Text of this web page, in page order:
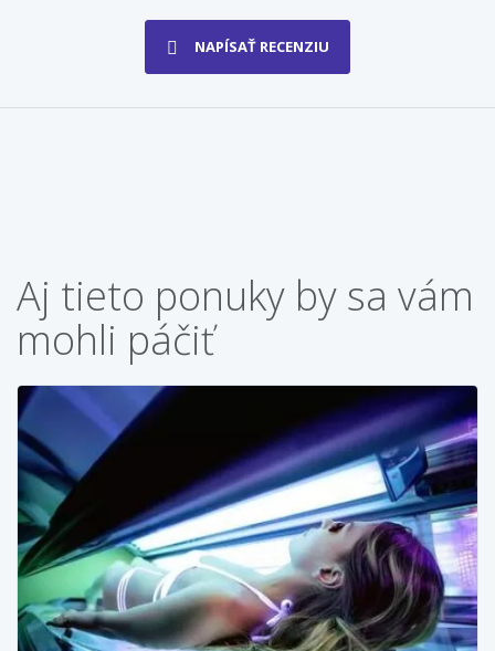
NAPÍSAŤ RECENZIU
Aj tieto ponuky by sa vám
mohli páčiť